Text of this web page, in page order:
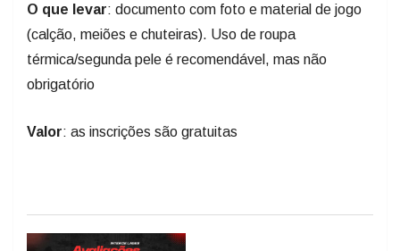
O que levar: documento com foto e material de jogo
(calção, meiões e chuteiras). Uso de roupa
térmica/segunda pele é recomendável, mas não
obrigatório
Valor: as inscrições são gratuitas